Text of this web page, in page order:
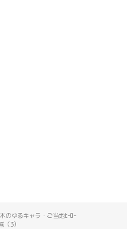
のゆるキャラ・ご当地ﾋｰﾛｰ
3）